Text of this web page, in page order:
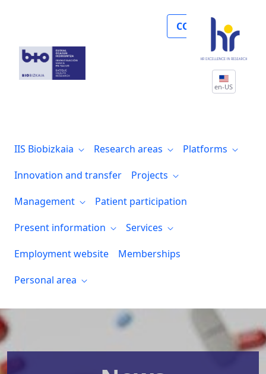
COLLABORATE
en-US
IIS Biobizkaia Research areas
Platforms
Innovation and transfer
Projects
Management
Patient participation
Present information
Services
Employment website
Memberships
Personal area